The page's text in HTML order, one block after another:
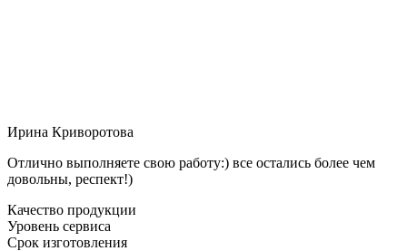
Ирина Криворотова
Отлично выполняете свою работу:) все остались более чем
довольны, респект!)
Качество продукции
Уровень сервиса
Срок изготовления